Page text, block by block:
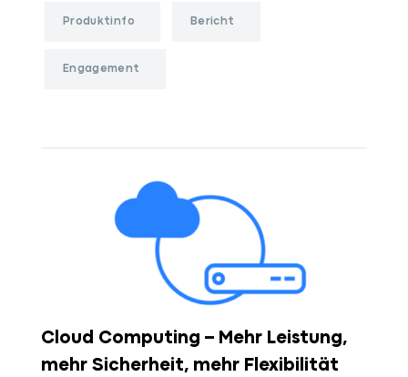
Produktinfo Bericht
Engagement
Cloud Computing – Mehr Leistung,
mehr Sicherheit, mehr Flexibilität